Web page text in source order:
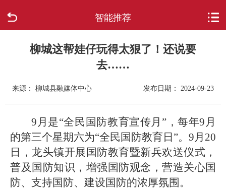
智能推荐
走进柳城
政府信息公开
网上办事
互动回应
数据专题
柳城这帮娃仔玩得太狠了！还说要
去……
来源： 柳城县融媒体中心 发布日期： 2024-09-23
9月是“全民国防教育宣传月”，每年9月
的第三个星期六为“全民国防教育日”。9月20
日，龙头镇开展国防教育暨新兵欢送仪式，
普及国防知识，增强国防观念，营造关心国
防、支持国防、建设国防的浓厚氛围。